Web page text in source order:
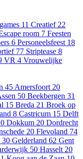
11 Creatief 22
room 7 Feesten
6 Personeelsfeest 18
77 Striptease 8
VR 4 Vrouwelijke
45 Amersfoort 20
50 Beekbergen 31
15 Breda 21 Broek op
8 Castricum 15 Delft
Dokkum 20 Dordrecht
20 Flevoland 74
30 Gelderland 62 Gent
50 Hasselt 20